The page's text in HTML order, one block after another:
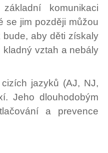
komunikaci
se jim později můžou
bude, aby děti získaly
vztah a nebály
jazyků (AJ, NJ,
Jeho dlouhodobým
a prevence